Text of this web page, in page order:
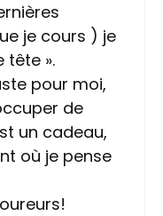
je cours ) je
tête ».
pour moi,
de
un cadeau,
où je pense